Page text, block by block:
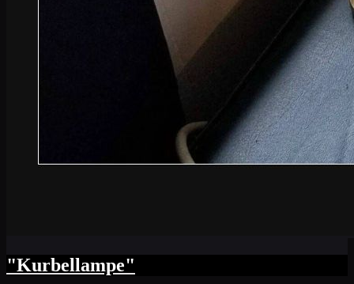
"Kurbellampe"